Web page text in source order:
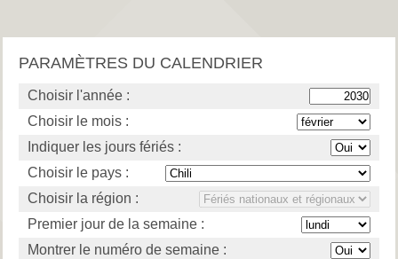
PARAMÈTRES DU CALENDRIER
Choisir l'année :
Choisir le mois :
Indiquer les jours fériés :
Choisir le pays :
Choisir la région :
Premier jour de la semaine :
Montrer le numéro de semaine :